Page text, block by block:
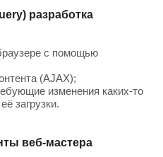
разработка
с помощью
(AJAX);
изменения каких-то
загрузки.
веб-мастера